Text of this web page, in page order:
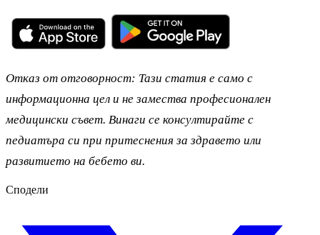
Отказ от отговорност: Тази статия е само с
информационна цел и не замества професионален
медицински съвет. Винаги се консултирайте с
педиатъра си при притеснения за здравето или
развитието на бебето ви.
Сподели